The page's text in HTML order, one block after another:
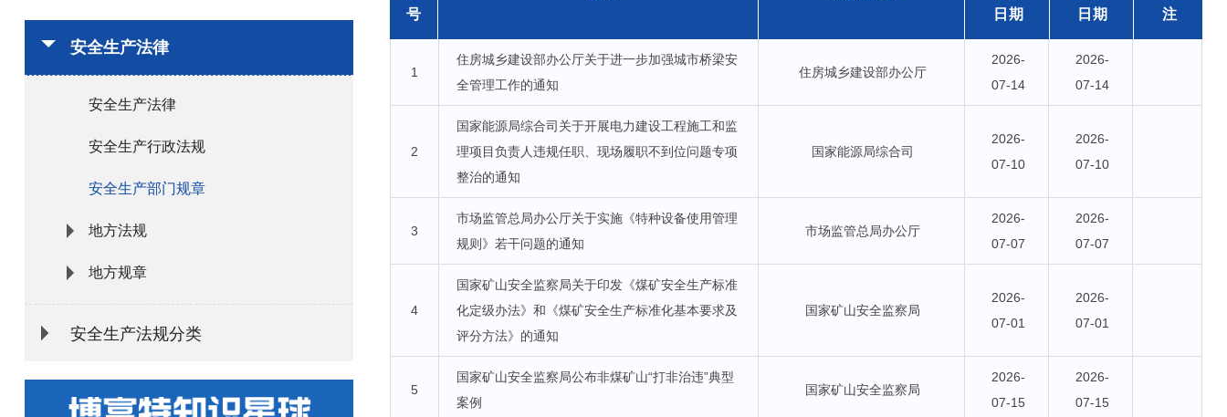
安全生产法律
安全生产法律
安全生产行政法规
安全生产部门规章
地方法规
地方规章
安全生产法规分类
号
日期
日期
注
1
住房城乡建设部办公厅关于进一步加强城市桥梁安
全管理工作的通知
住房城乡建设部办公厅
2026-
07-14
2026-
07-14
2
国家能源局综合司关于开展电力建设工程施工和监
理项目负责人违规任职、现场履职不到位问题专项
整治的通知
国家能源局综合司
2026-
07-10
2026-
07-10
3
市场监管总局办公厅关于实施《特种设备使用管理
规则》若干问题的通知
市场监管总局办公厅
2026-
07-07
2026-
07-07
4
国家矿山安全监察局关于印发《煤矿安全生产标准
化定级办法》和《煤矿安全生产标准化基本要求及
评分方法》的通知
国家矿山安全监察局
2026-
07-01
2026-
07-01
5
国家矿山安全监察局公布非煤矿山“打非治违”典型
案例
国家矿山安全监察局
2026-
07-15
2026-
07-15